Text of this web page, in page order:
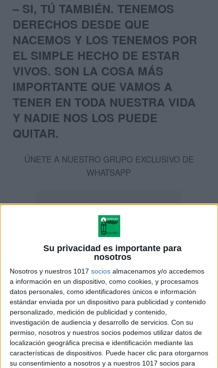
Su privacidad es importante para
nosotros
Nosotros y nuestros 1017 socios almacenamos y/o accedemos
a información en un dispositivo, como cookies, y procesamos
datos personales, como identificadores únicos e información
estándar enviada por un dispositivo para publicidad y contenido
personalizado, medición de publicidad y contenido,
investigación de audiencia y desarrollo de servicios. Con su
permiso, nosotros y nuestros socios podemos utilizar datos de
localización geográfica precisa e identificación mediante las
características de dispositivos. Puede hacer clic para otorgarnos
su consentimiento a nosotros y a nuestros 1017 socios para
– SI, TÚ TAMBIÉN. TENEMOS
DERECHOS DESDE QUE
NACEMOS Y LOS TENEMOS POR
EL SIMPLE HECHO DE ESTAR
VIVOS. SON LA COSA MÁS
IMPORTANTE QUE VAMOS A
TENER EN TODA NUESTRA VIDA
Y NADIE NOS LOS PUEDE
QUITAR.
ÚNETE A NUESTRO GRUPO EXCLUSIVO DE
WHATSAPP